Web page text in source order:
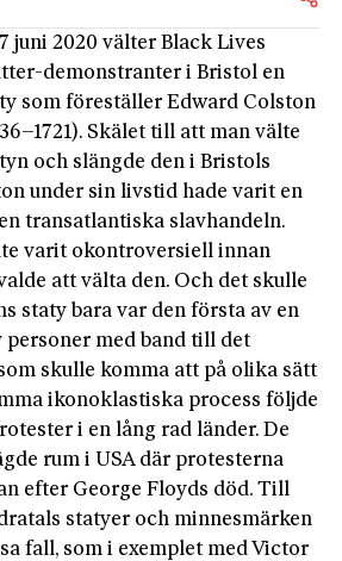
juni 2020 välter Black Lives
demonstranter i Bristol en
som föreställer Edward Colston
Skälet till att man välte
och slängde den i Bristols
under sin livstid hade varit en
transatlantiska slavhandeln.
varit okontroversiell innan
att välta den. Och det skulle
staty bara var den första av en
personer med band till det
skulle komma att på olika sätt
ikonoklastiska process följde
i en lång rad länder. De
rum i USA där protesterna
efter George Floyds död. Till
statyer och minnesmärken
fall, som i exemplet med Victor